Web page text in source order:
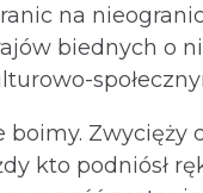
na
biednych o
boimy. Zwycięży
kto podniósł